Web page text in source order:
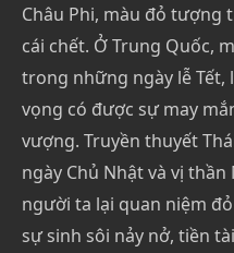
Châu Phi, màu đỏ
cái chết. Ở Trung Quốc,
trong những ngày lễ Tết,
vọng có được sự may
vượng. Truyền thuyết
ngày Chủ Nhật và vị
người ta lại quan niệm
sự sinh sôi nảy nở, tiền